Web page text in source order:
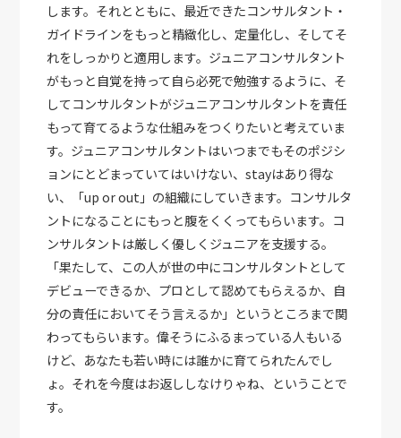
します。それとともに、最近できたコンサルタント・
ガイドラインをもっと精緻化し、定量化し、そしてそ
れをしっかりと適用します。ジュニアコンサルタント
がもっと自覚を持って自ら必死で勉強するように、そ
してコンサルタントがジュニアコンサルタントを責任
もって育てるような仕組みをつくりたいと考えていま
す。ジュニアコンサルタントはいつまでもそのポジシ
ョンにとどまっていてはいけない、stayはあり得な
い、「up or out」の組織にしていきます。コンサルタ
ントになることにもっと腹をくくってもらいます。コ
ンサルタントは厳しく優しくジュニアを支援する。
「果たして、この人が世の中にコンサルタントとして
デビューできるか、プロとして認めてもらえるか、自
分の責任においてそう言えるか」というところまで関
わってもらいます。偉そうにふるまっている人もいる
けど、あなたも若い時には誰かに育てられたんでし
ょ。それを今度はお返ししなけりゃね、ということで
す。